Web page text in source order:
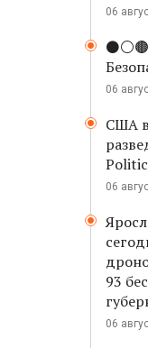
06
06
США
06
93
06